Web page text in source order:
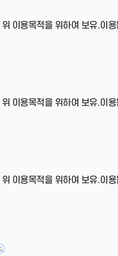
이용목적을 위하여 보유.이
이용목적을 위하여 보유.이
이용목적을 위하여 보유.이